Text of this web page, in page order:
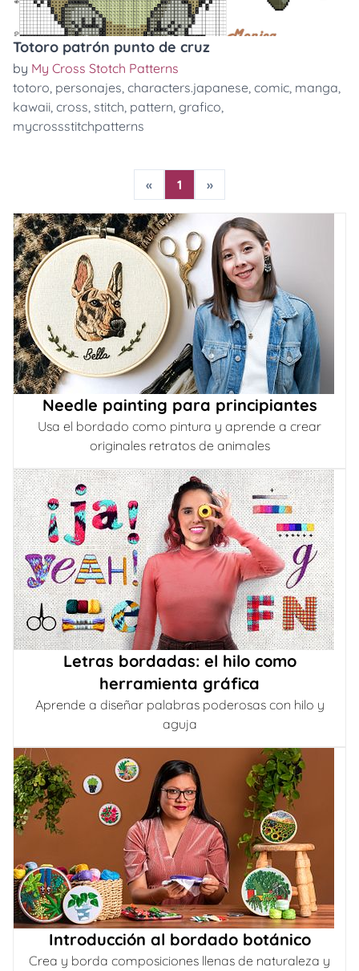
Totoro patrón punto de cruz
by My Cross Stotch Patterns
totoro, personajes, characters.japanese, comic, manga,
kawaii, cross, stitch, pattern, grafico,
mycrossstitchpatterns
« 1 »
Needle painting para principiantes
Usa el bordado como pintura y aprende a crear
originales retratos de animales
Letras bordadas: el hilo como
herramienta gráfica
Aprende a diseñar palabras poderosas con hilo y
aguja
Introducción al bordado botánico
Crea y borda composiciones llenas de naturaleza y